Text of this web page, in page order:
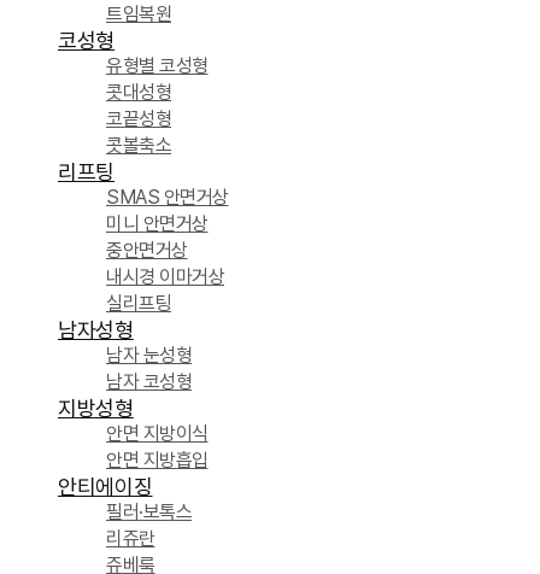
트임복원
코성형
유형별 코성형
콧대성형
코끝성형
콧볼축소
리프팅
SMAS 안면거상
미니 안면거상
중안면거상
내시경 이마거상
실리프팅
남자성형
남자 눈성형
남자 코성형
지방성형
안면 지방이식
안면 지방흡입
안티에이징
필러·보톡스
리쥬란
쥬베룩